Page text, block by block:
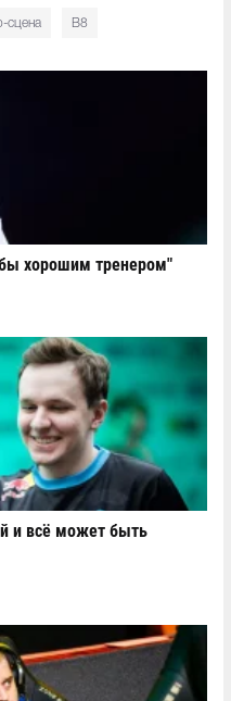
сцена B8
хорошим тренером"
и всё может быть